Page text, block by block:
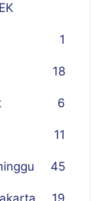
1
18
6
11
45
19